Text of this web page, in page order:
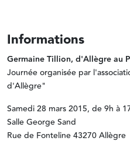
Informations
Germaine Tillion, d'Allègre au
Journée organisée par
d'Allègre"
Samedi 28 mars 2015, de 9h à
Salle George Sand
Rue de Fonteline 43270 Allègre